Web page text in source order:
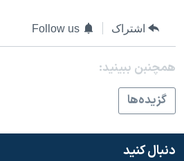
اشتراک Follow us
همچنبن ببینید:
گزيده‌ها
دنبال کنید